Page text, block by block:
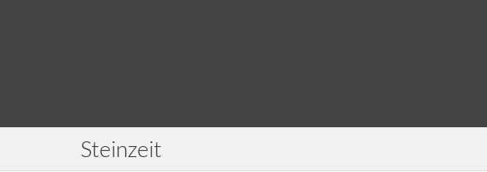
Steinzeit